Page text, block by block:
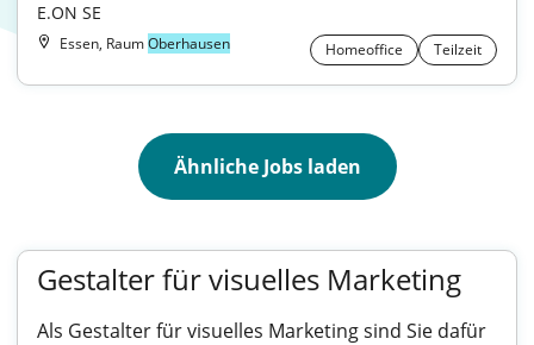
E.ON SE
Essen, RaumOberhausen Homeoffice Teilzeit
Ähnliche Jobs laden
Gestalter für visuelles Marketing
Als Gestalter für visuelles Marketing sind Sie dafür